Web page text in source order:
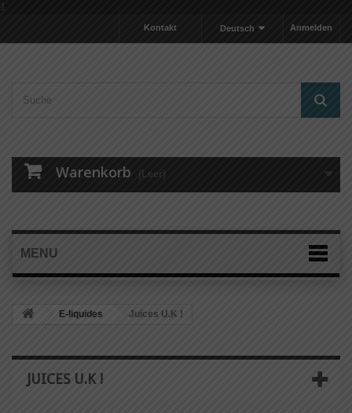
1
Anmelden
Deutsch
Kontakt
Warenkorb (Leer)
MENU
E-liquides Juices U.K !
JUICES U.K !